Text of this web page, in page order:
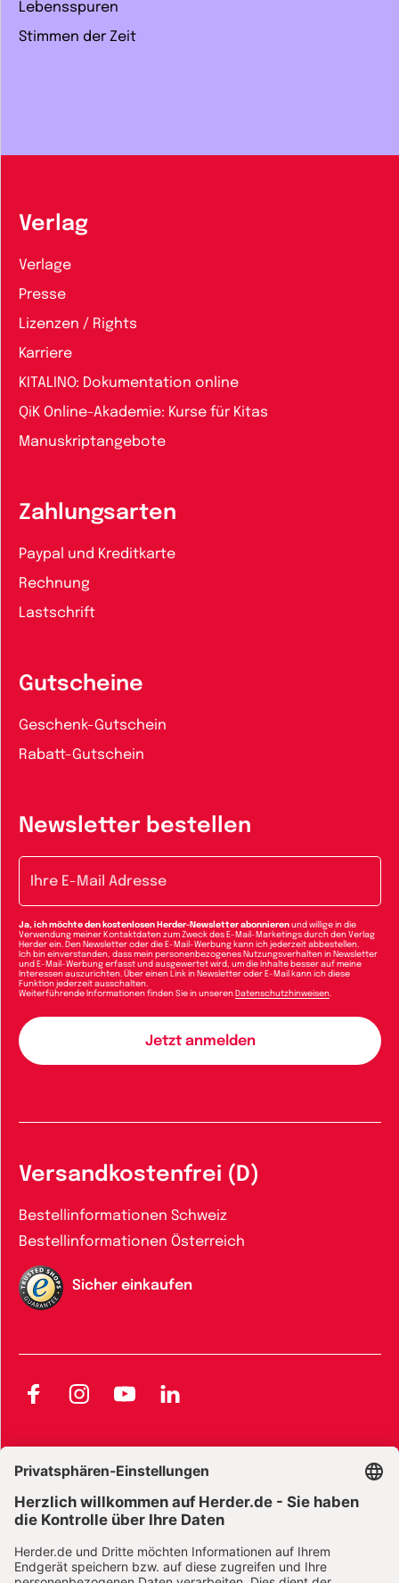
Lebensspuren
Stimmen der Zeit
Verlag
Verlage
Presse
Lizenzen / Rights
Karriere
KITALINO: Dokumentation online
QiK Online-Akademie: Kurse für Kitas
Manuskriptangebote
Zahlungsarten
Paypal und Kreditkarte
Rechnung
Lastschrift
Gutscheine
Geschenk-Gutschein
Rabatt-Gutschein
Newsletter bestellen
Ja, ich möchte den kostenlosen Herder-Newsletter abonnieren und willige in die
Verwendung meiner Kontaktdaten zum Zweck des E-Mail-Marketings durch den Verlag
Herder ein. Den Newsletter oder die E-Mail-Werbung kann ich jederzeit abbestellen.
Ich bin einverstanden, dass mein personenbezogenes Nutzungsverhalten in Newsletter
und E-Mail-Werbung erfasst und ausgewertet wird, um die Inhalte besser auf meine
Interessen auszurichten. Über einen Link in Newsletter oder E-Mail kann ich diese
Funktion jederzeit ausschalten.
Weiterführende Informationen finden Sie in unseren Datenschutzhinweisen.
Versandkostenfrei (D)
Bestellinformationen Schweiz
Bestellinformationen Österreich
Sicher einkaufen
FacebookInstagramYouTubeLinkedIn
Widerrufsbelehrung E-Books
Widerrufsbelehrung Zeitschriften Datenschutz
Datenschutz Social Media Barrierefreiheit